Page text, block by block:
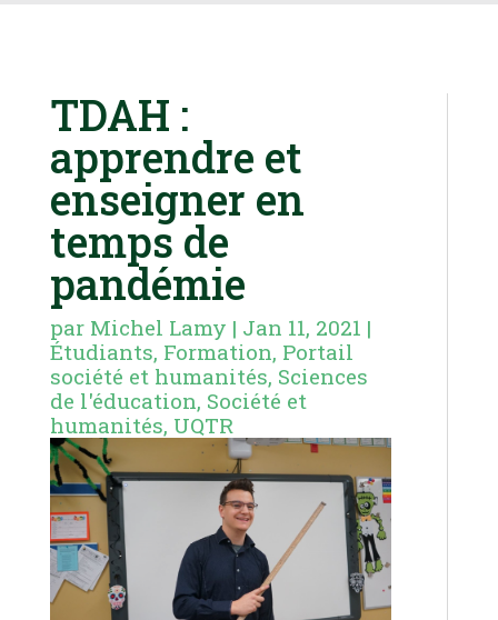
TDAH :
apprendre et
enseigner en
temps de
pandémie
par Michel Lamy | Jan 11, 2021 |
Étudiants, Formation, Portail
société et humanités, Sciences
de l'éducation, Société et
humanités, UQTR